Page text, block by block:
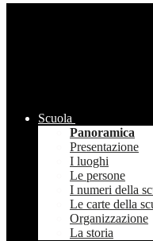
Scuola
Panoramica
Presentazione
I luoghi
Le persone
I numeri della
Le carte della
Organizzazione
La storia